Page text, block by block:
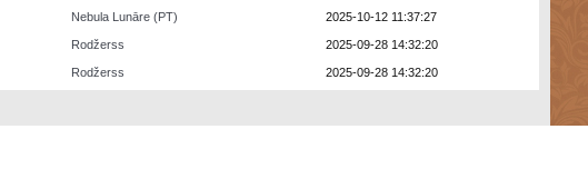
Nebula Lunāre (PT) 2025-10-12 11:37:27
Rodžerss 2025-09-28 14:32:20
Rodžerss 2025-09-28 14:32:20